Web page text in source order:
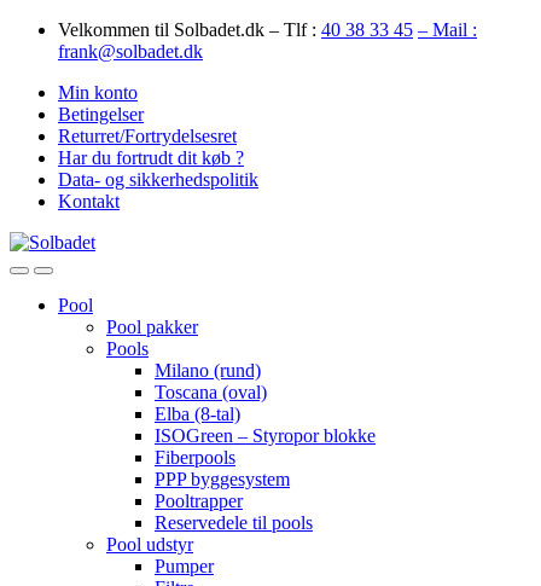
Skip
Skip
Velkommen til Solbadet.dk – Tlf : 40 38 33 45 – Mail :
frank@solbadet.dk
Min konto
Betingelser
Returret/Fortrydelsesret
Har du fortrudt dit køb ?
Data- og sikkerhedspolitik
Kontakt
OpenClose
Pool
Pool pakker
Pools
Milano (rund)
Toscana (oval)
Elba (8-tal)
ISOGreen – Styropor blokke
Fiberpools
PPP byggesystem
Pooltrapper
Reservedele til pools
Pool udstyr
Pumper